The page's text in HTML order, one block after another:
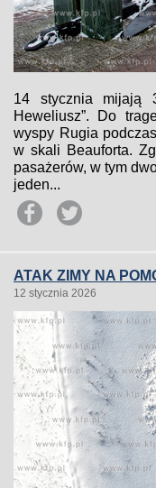
14 stycznia mijają
Heweliusz”. Do
wyspy Rugia
w skali Beauforta.
pasażerów, w tym
jeden...
ATAK ZIMY NA
12 stycznia 2026